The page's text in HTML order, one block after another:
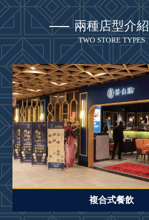
兩種店型介紹
TWO STORE TYPES
複合式餐飲